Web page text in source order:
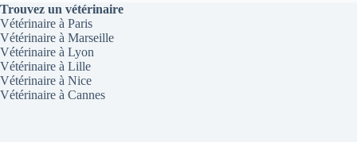
Trouvez un vétérinaire
Vétérinaire à Paris
Vétérinaire à Marseille
Vétérinaire à Lyon
Vétérinaire à Lille
Vétérinaire à Nice
Vétérinaire à Cannes